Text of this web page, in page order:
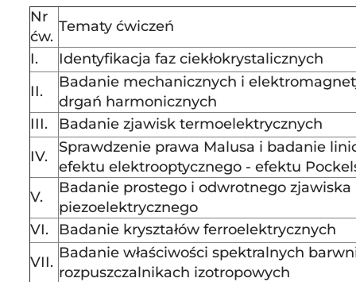
Nr
ćw.
Tematy ćwiczeń
I.
Identyfikacja faz ciekłokrystalicznych
II.
Badanie mechanicznych i
drgań harmonicznych
III.
Badanie zjawisk termoelektrycznych
IV.
Sprawdzenie prawa Malusa i badanie
efektu elektrooptycznego - efektu
V.
Badanie prostego i odwrotnego zjawiska
piezoelektrycznego
VI.
Badanie kryształów ferroelektrycznych
VII.
Badanie właściwości spektralnych
rozpuszczalnikach izotropowych